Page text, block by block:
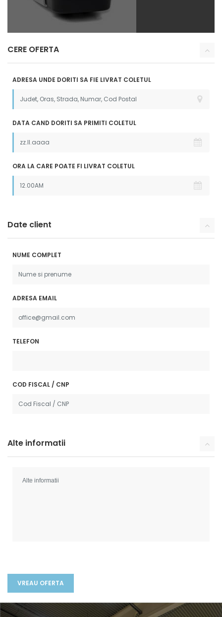
CERE OFERTA
ADRESA UNDE DORITI SA FIE LIVRAT COLETUL
DATA CAND DORITI SA PRIMITI COLETUL
ORA LA CARE POATE FI LIVRAT COLETUL
Date client
NUME COMPLET
ADRESA EMAIL
TELEFON
COD FISCAL / CNP
Alte informatii